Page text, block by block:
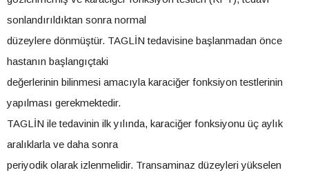
sonlandırıldıktan sonra normal
düzeylere dönmüştür. TAGLİN tedavisine başlanmadan önce
hastanın başlangıçtaki
değerlerinin bilinmesi amacıyla karaciğer fonksiyon testlerinin
yapılması gerekmektedir.
TAGLİN ile tedavinin ilk yılında, karaciğer fonksiyonu üç aylık
aralıklarla ve daha sonra
periyodik olarak izlenmelidir. Transaminaz düzeyleri yükselen